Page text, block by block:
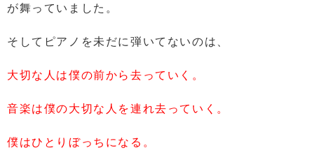
が舞っていました。
そしてピアノを未だに弾いてないのは、
大切な人は僕の前から去っていく。
音楽は僕の大切な人を連れ去っていく。
僕はひとりぼっちになる。